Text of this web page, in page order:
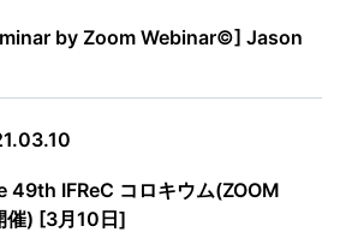
by Zoom Webinar©] Jason
49th IFReC コロキウム(ZOOM
) [3月10日]